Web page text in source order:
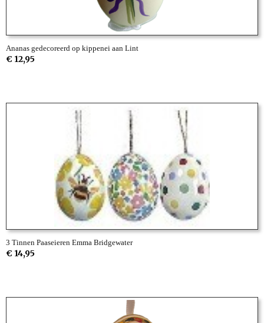
Ananas gedecoreerd op kippenei aan Lint
€ 12,95
3 Tinnen Paaseieren Emma Bridgewater
€ 14,95